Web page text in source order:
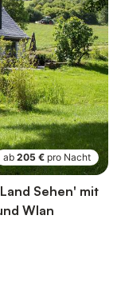
ab 205 € pro Nacht
Sehen' mit
Wlan